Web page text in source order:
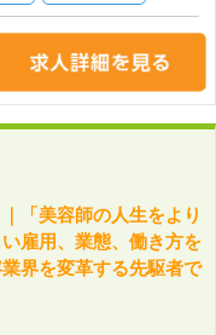
「美容師の人生をより
雇用、業態、働き方を
界を変革する先駆者で